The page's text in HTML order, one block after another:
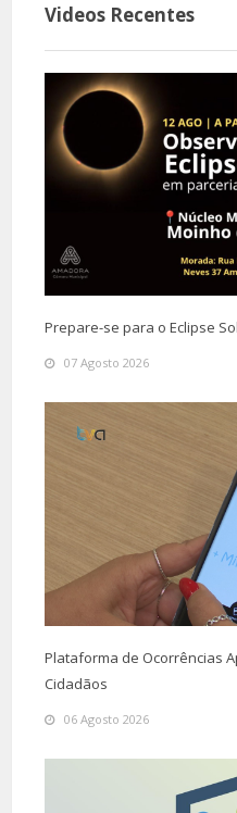
Videos Recentes
Prepare-se para o Eclipse
07 Agosto 2026
Plataforma de Ocorrências
Cidadãos
06 Agosto 2026